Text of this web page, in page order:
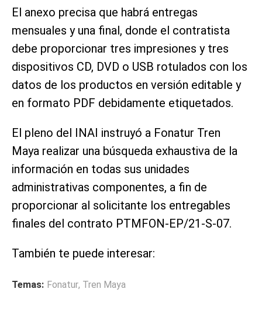
El anexo precisa que habrá entregas
mensuales y una final, donde el contratista
debe proporcionar tres impresiones y tres
dispositivos CD, DVD o USB rotulados con los
datos de los productos en versión editable y
en formato PDF debidamente etiquetados.
El pleno del INAI instruyó a Fonatur Tren
Maya realizar una búsqueda exhaustiva de la
información en todas sus unidades
administrativas componentes, a fin de
proporcionar al solicitante los entregables
finales del contrato PTMFON-EP/21-S-07.
También te puede interesar:
Temas: Fonatur, Tren Maya